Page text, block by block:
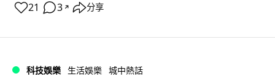
21 3 ↗ 分享
科技娛樂 生活娛樂 城中熱話